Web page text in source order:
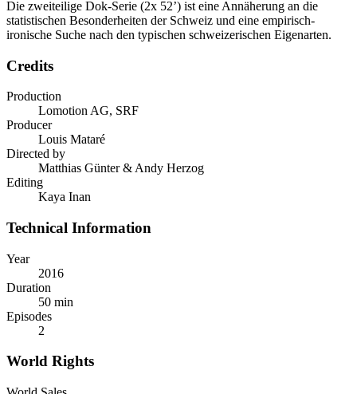
Die zweiteilige Dok-Serie (2x 52’) ist eine Annäherung an die
statistischen Besonderheiten der Schweiz und eine empirisch-
ironische Suche nach den typischen schweizerischen Eigenarten.
Credits
Production
Lomotion AG, SRF
Producer
Louis Mataré
Directed by
Matthias Günter & Andy Herzog
Editing
Kaya Inan
Technical Information
Year
2016
Duration
50 min
Episodes
2
World Rights